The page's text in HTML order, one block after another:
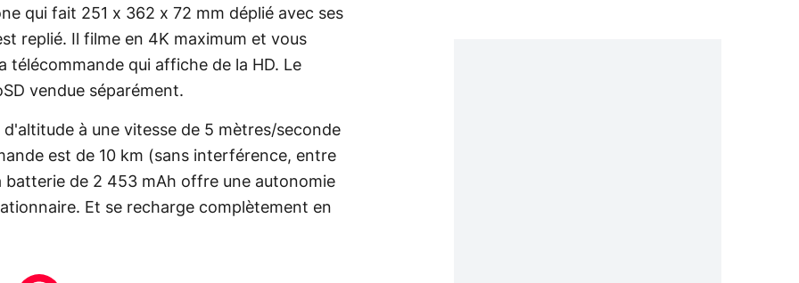
qui fait 251 x 362 x 72 mm déplié avec ses
replié. Il filme en 4K maximum et vous
télécommande qui affiche de la HD. Le
vendue séparément.
à une vitesse de 5 mètres/seconde
est de 10 km (sans interférence, entre
batterie de 2 453 mAh offre une autonomie
Et se recharge complètement en